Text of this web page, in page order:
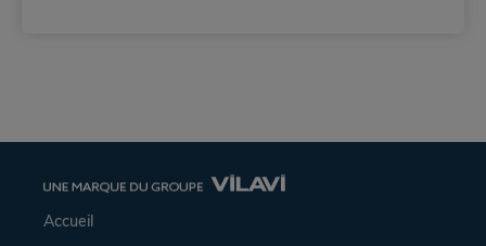
Accueil